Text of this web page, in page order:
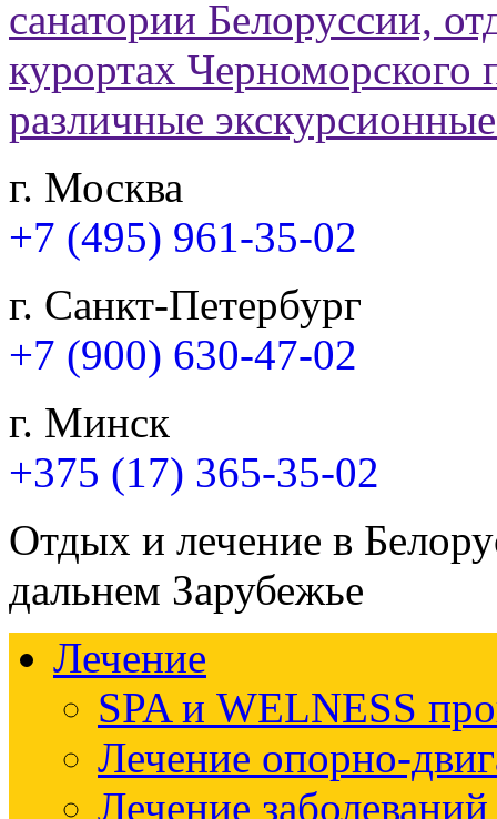
г. Москва
+7 (495) 961-35-02
г. Санкт-Петербург
+7 (900) 630-47-02
г. Минск
+375 (17) 365-35-02
Отдых и лечение в
дальнем Зарубежье
Лечение
SPA и WELNESS
Лечение опорно-
Лечение